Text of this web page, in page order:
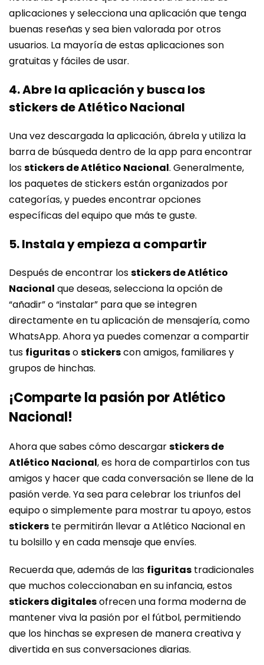
aplicaciones y selecciona una aplicación que tenga
buenas reseñas y sea bien valorada por otros
usuarios. La mayoría de estas aplicaciones son
gratuitas y fáciles de usar.
4. Abre la aplicación y busca los
stickers de Atlético Nacional
Una vez descargada la aplicación, ábrela y utiliza la
barra de búsqueda dentro de la app para encontrar
losstickers de Atlético Nacional. Generalmente,
los paquetes de stickers están organizados por
categorías, y puedes encontrar opciones
específicas del equipo que más te guste.
5. Instala y empieza a compartir
Después de encontrar losstickers de Atlético
Nacional que deseas, selecciona la opción de
“añadir” o “instalar” para que se integren
directamente en tu aplicación de mensajería, como
WhatsApp. Ahora ya puedes comenzar a compartir
tus figuritasostickerscon amigos, familiares y
grupos de hinchas.
¡Comparte la pasión por Atlético
Nacional!
Ahora que sabes cómo descargarstickers de
Atlético Nacional, es hora de compartirlos con tus
amigos y hacer que cada conversación se llene de la
pasión verde. Ya sea para celebrar los triunfos del
equipo o simplemente para mostrar tu apoyo, estos
stickers te permitirán llevar a Atlético Nacional en
tu bolsillo y en cada mensaje que envíes.
Recuerda que, además de las figuritas tradicionales
que muchos coleccionaban en su infancia, estos
stickers digitalesofrecen una forma moderna de
mantener viva la pasión por el fútbol, permitiendo
que los hinchas se expresen de manera creativa y
divertida en sus conversaciones diarias.